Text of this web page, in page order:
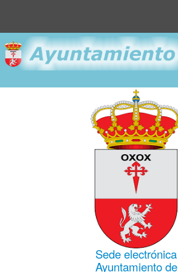
Sede electrónica
Ayuntamiento de